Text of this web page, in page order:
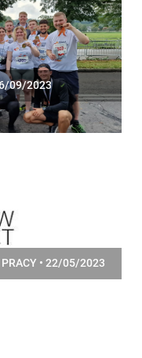
09/2023
PRACY • 22/05/2023